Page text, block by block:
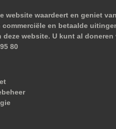
website waardeert en geniet
en betaalde
website. U kunt al
80